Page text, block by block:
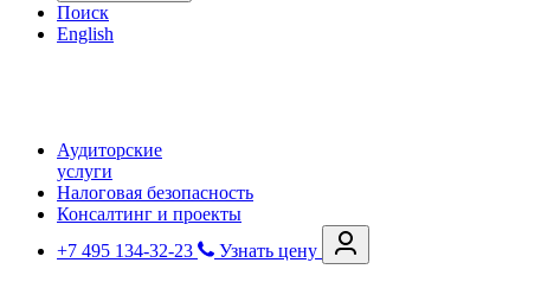
Поиск
English
Аудиторские
услуги
Налоговая безопасность
Консалтинг и проекты
+7 495 134-32-23
Узнать цену